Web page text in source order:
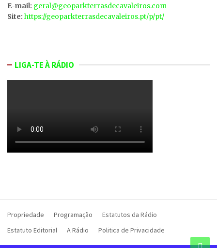
E-mail: geral@geoparkterrasdecavaleiros.com
Site: https://geoparkterrasdecavaleiros.pt/p/pt/
LIGA-TE À RÁDIO
Propriedade Programação
Estatutos da Rádio
Estatuto Editorial
A Rádio Politica de Privacidade